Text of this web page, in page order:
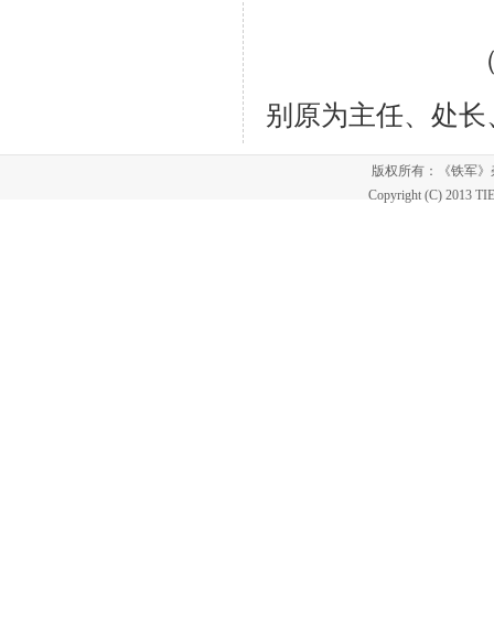
（作者单位
别原为主任、处
版权所有：《铁军
Copyright (C) 2013